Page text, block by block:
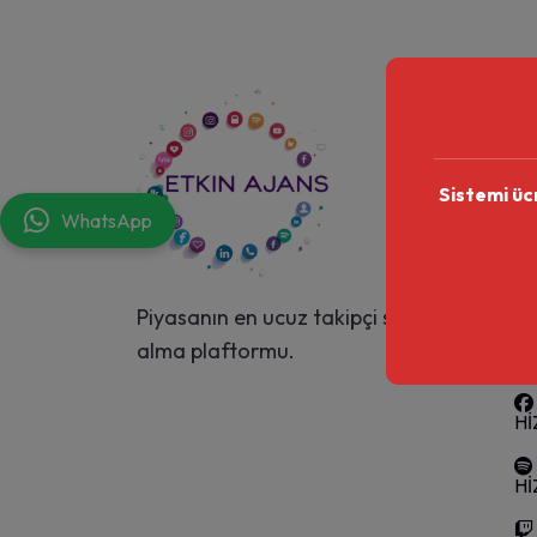
WhatsApp
Sistemi
Piyasanın en ucuz takipçi satın
alma plaftormu.